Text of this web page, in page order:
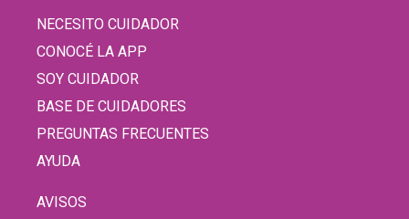
NECESITO CUIDADOR
CONOCÉ LA APP
SOY CUIDADOR
BASE DE CUIDADORES
PREGUNTAS FRECUENTES
AYUDA
AVISOS